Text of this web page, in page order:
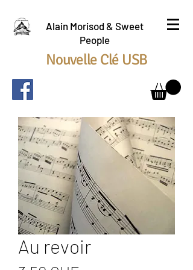
Alain Morisod & Sweet
People
Nouvelle Clé USB
Au revoir